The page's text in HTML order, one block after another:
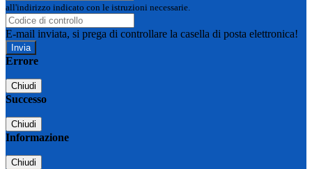
all'indirizzo indicato con le istruzioni necessarie.
E-mail inviata, si prega di controllare la casella di posta elettronica!
Errore
Chiudi
Successo
Chiudi
Informazione
Chiudi